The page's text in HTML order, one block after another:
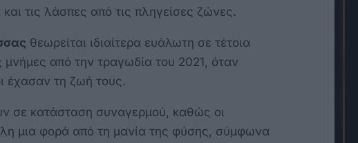
τις λάσπες από τις πληγείσες ζώνες.
θεωρείται ιδιαίτερα ευάλωτη σε τέτοια
από την τραγωδία του 2021, όταν
έχασαν τη ζωή τους.
σε κατάσταση συναγερμού, καθώς οι
μια φορά από τη μανία της φύσης, σύμφωνα